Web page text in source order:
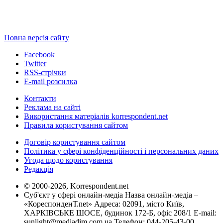
Повна версія сайту
Facebook
Twitter
RSS-стрічки
E-mail розсилка
Контакти
Реклама на сайті
Використання матеріалів korrespondent.net
Правила користування сайтом
Договір користування сайтом
Політика у сфері конфіденційності і персональних даних
Угода щодо користування
Редакція
© 2000-2026, Korrespondent.net
Суб'єкт у сфері онлайн-медіа Назва онлайн-медіа –
«КореспонденТ.net» Адреса: 02091, місто Київ,
ХАРКІВСЬКЕ ШОСЕ, будинок 172-Б, офіс 208/1 E-mail: